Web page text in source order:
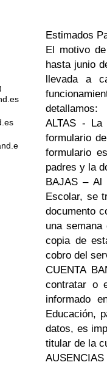
Estimados
El motivo
hasta junio
llevada a
detallamos:
ALTAS -
formulario
formulario
padres y la
BAJAS – Al
Escolar, se
documento
una
copia de
cobro del
CUENTA
contratar o
informado
Educación,
datos, es
titular de la